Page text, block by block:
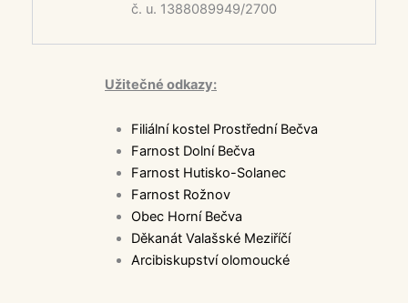
č. u. 1388089949/2700
Užitečné odkazy:
Filiální kostel Prostřední Bečva
Farnost Dolní Bečva
Farnost Hutisko-Solanec
Farnost Rožnov
Obec Horní Bečva
Děkanát Valašské Meziříčí
Arcibiskupství olomoucké